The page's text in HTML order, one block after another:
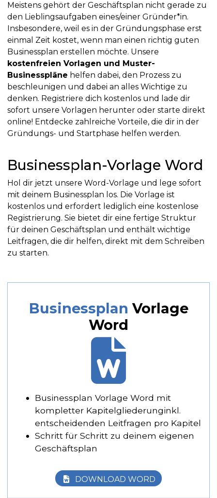
Meistens gehört der Geschäftsplan nicht gerade zu
den Lieblingsaufgaben eines/einer Gründer*in.
Insbesondere, weil es in der Gründungsphase erst
einmal Zeit kostet, wenn man einen richtig guten
Businessplan erstellen möchte. Unsere
kostenfreien Vorlagen und Muster-
Businesspläne helfen dabei, den Prozess zu
beschleunigen und dabei an alles Wichtige zu
denken. Registriere dich kostenlos und lade dir
sofort unsere Vorlagen herunter oder starte direkt
online! Entdecke zahlreiche Vorteile, die dir in der
Gründungs- und Startphase helfen werden.
Businessplan-Vorlage Word
Hol dir jetzt unsere Word-Vorlage und lege sofort
mit deinem Businessplan los. Die Vorlage ist
kostenlos und erfordert lediglich eine kostenlose
Registrierung. Sie bietet dir eine fertige Struktur
für deinen Geschäftsplan und enthält wichtige
Leitfragen, die dir helfen, direkt mit dem Schreiben
zu starten.
Businessplan Vorlage
Word
Businessplan Vorlage Word mit
kompletter Kapitelgliederunginkl.
entscheidenden Leitfragen pro Kapitel
Schritt für Schritt zu deinem eigenen
Geschäftsplan
DOWNLOAD WORD